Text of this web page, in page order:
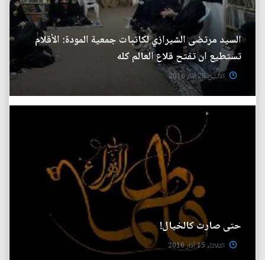
السيد مرتضى الشيرازي لكاتبات جمعية المودة: الأقلام
تستطيع ان تفتح قلاع العالم كله
الأثنين 28 آذار 2016
حتى صارت كالخيال!
الثلاثاء 15 آذار 2016